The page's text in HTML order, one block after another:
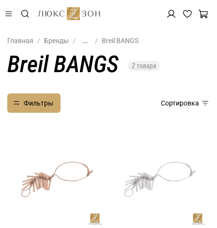
Главная Бренды ... Breil BANGS
Breil BANGS 2 товара
Фильтры Сортировка